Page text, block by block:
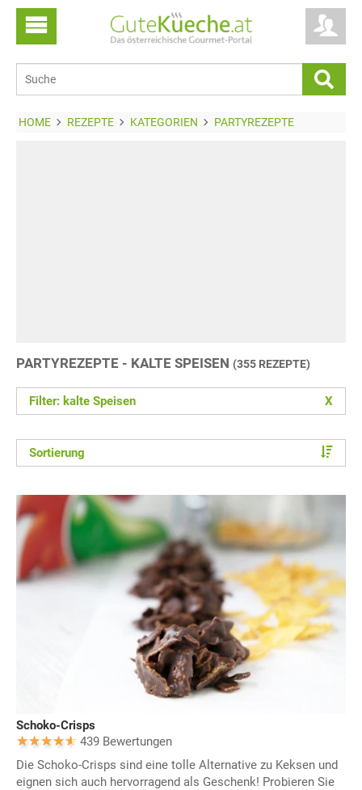
HOME REZEPTE KATEGORIEN PARTYREZEPTE
PARTYREZEPTE - KALTE SPEISEN (355 REZEPTE)
Filter: kalte Speisen X
Sortierung
Schoko-Crisps
439 Bewertungen
Die Schoko-Crisps sind eine tolle Alternative zu Keksen und
eignen sich auch hervorragend als Geschenk! Probieren Sie